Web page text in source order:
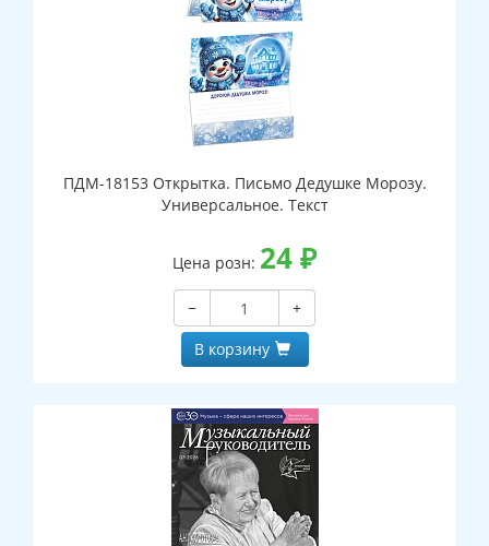
ПДМ-18153 Открытка. Письмо Дедушке Морозу.
Универсальное. Текст
Цена розн: 24₽
−
+
В корзину